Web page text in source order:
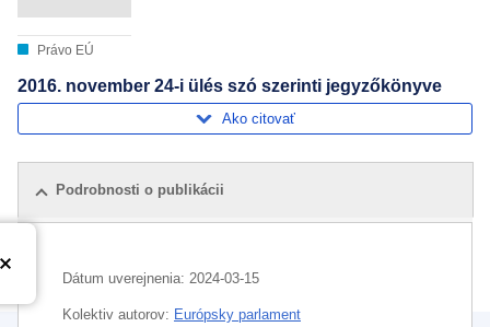
Právo EÚ
2016. november 24-i ülés szó szerinti jegyzőkönyve
Ako citovať
Podrobnosti o publikácii
Dátum uverejnenia: 2024-03-15
Kolektiv autorov: Európsky parlament